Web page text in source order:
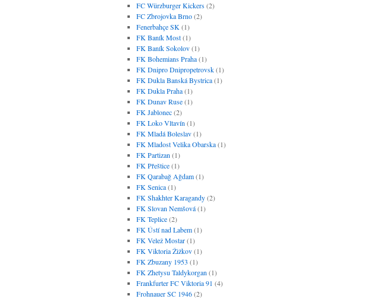
FC Würzburger Kickers(2)
FC Zbrojovka Brno(2)
Fenerbahçe SK (1)
FK Baník Most(1)
FK Baník Sokolov(1)
FK Bohemians Praha(1)
FK Dnipro Dnipropetrovsk(1)
FK Dukla Banská Bystrica(1)
FK Dukla Praha(1)
FK Dunav Ruse(1)
FK Jablonec(2)
FK Loko Vltavín (1)
FK Mladá Boleslav(1)
FK Mladost Velika Obarska(1)
FK Partizan (1)
FK Přeštice(1)
FK Qarabağ Ağdam(1)
FK Senica(1)
FK Shakhter Karagandy(2)
FK Slovan Nemšová(1)
FK Teplice(2)
FK Ústí nad Labem(1)
FK Velež Mostar(1)
FK Viktoria Žižkov(1)
FK Zbuzany 1953 (1)
FK Zhetysu Taldykorgan (1)
Frankfurter FC Viktoria 91 (4)
Frohnauer SC 1946(2)